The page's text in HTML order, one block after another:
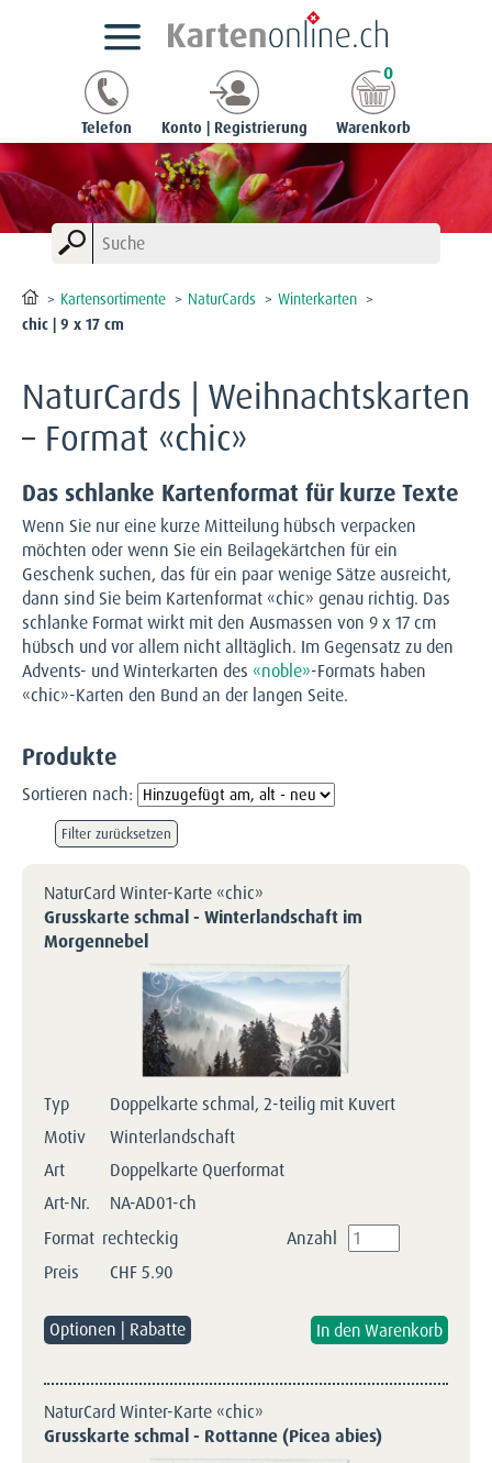
Telefon Konto | Registrierung Warenkorb
0
Kartensortimente NaturCards Winterkarten
chic | 9 x 17 cm
NaturCards | Weihnachtskarten
– Format «chic»
Das schlanke Kartenformat für kurze Texte
Wenn Sie nur eine kurze Mitteilung hübsch verpacken
möchten oder wenn Sie ein Beilagekärtchen für ein
Geschenk suchen, das für ein paar wenige Sätze ausreicht,
dann sind Sie beim Kartenformat «chic» genau richtig. Das
schlanke Format wirkt mit den Ausmassen von 9 x 17 cm
hübsch und vor allem nicht alltäglich. Im Gegensatz zu den
Advents- und Winterkarten des «noble»-Formats haben
«chic»-Karten den Bund an der langen Seite.
Produkte
Sortieren nach:
Filter zurücksetzen
NaturCard Winter-Karte «chic»
Grusskarte schmal - Winterlandschaft im
Morgennebel
Typ
Doppelkarte schmal, 2-teilig mit Kuvert
Motiv
Winterlandschaft
Art
Doppelkarte Querformat
Art-Nr.
NA-AD01-ch
Format rechteckig
Anzahl
Preis
CHF5.90
Optionen | Rabatte
NaturCard Winter-Karte «chic»
Grusskarte schmal - Rottanne (Picea abies)